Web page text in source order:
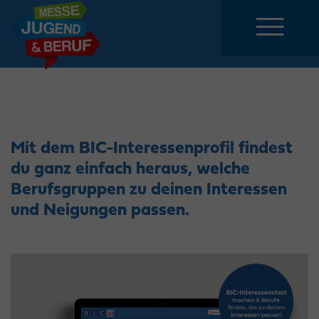
Mit dem BIC-Interessenprofil findest
du ganz einfach heraus, welche
Berufsgruppen zu deinen Interessen
und Neigungen passen.